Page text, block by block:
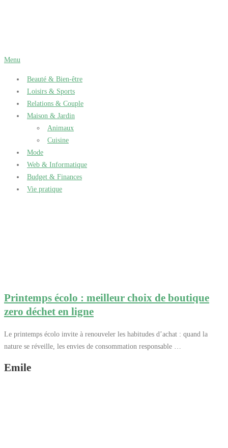
Menu
Beauté & Bien-être
Loisirs & Sports
Relations & Couple
Maison & Jardin
Animaux
Cuisine
Mode
Web & Informatique
Budget & Finances
Vie pratique
Printemps écolo : meilleur choix de boutique
zero déchet en ligne
Le printemps écolo invite à renouveler les habitudes d’achat : quand la
nature se réveille, les envies de consommation responsable …
Emile